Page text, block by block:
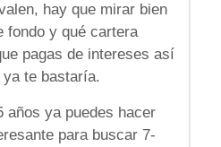
hay que mirar bien
fondo y qué cartera
pagas de intereses así
te bastaría.
años ya puedes hacer
para buscar 7-